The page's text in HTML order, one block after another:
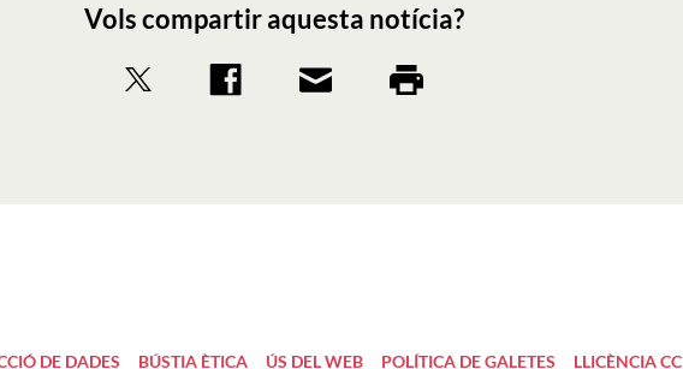
Vols compartir aquesta notícia?
DE DADES BÚSTIA ÈTICA ÚS DEL WEB POLÍTICA DE GALETES LLICÈNCIA CC